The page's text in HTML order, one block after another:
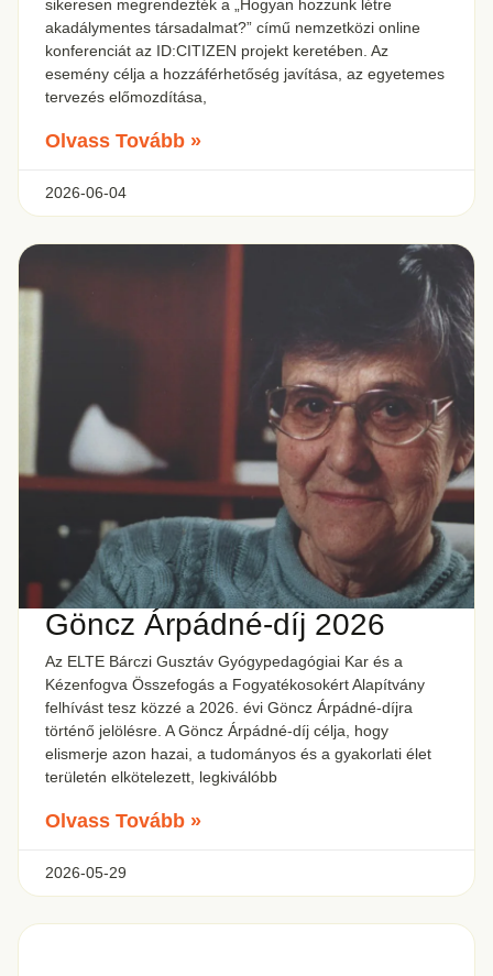
sikeresen megrendezték a „Hogyan hozzunk létre
akadálymentes társadalmat?” című nemzetközi online
konferenciát az ID:CITIZEN projekt keretében. Az
esemény célja a hozzáférhetőség javítása, az egyetemes
tervezés előmozdítása,
Olvass Tovább »
2026-06-04
Göncz Árpádné-díj 2026
Az ELTE Bárczi Gusztáv Gyógypedagógiai Kar és a
Kézenfogva Összefogás a Fogyatékosokért Alapítvány
felhívást tesz közzé a 2026. évi Göncz Árpádné-díjra
történő jelölésre. A Göncz Árpádné-díj célja, hogy
elismerje azon hazai, a tudományos és a gyakorlati élet
területén elkötelezett, legkiválóbb
Olvass Tovább »
2026-05-29